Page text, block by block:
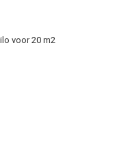
voor 20 m2